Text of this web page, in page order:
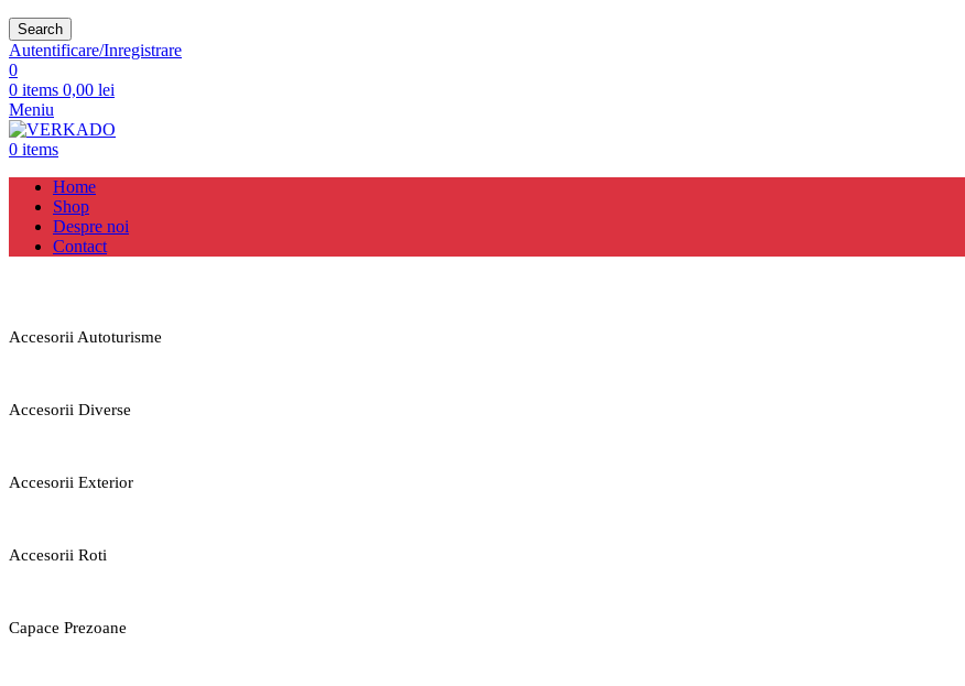
Search
Autentificare/Inregistrare
0
0 items 0,00 lei
Meniu
0 items
Home
Shop
Despre noi
Contact
Accesorii Autoturisme
Accesorii Diverse
Accesorii Exterior
Accesorii Roti
Capace Prezoane